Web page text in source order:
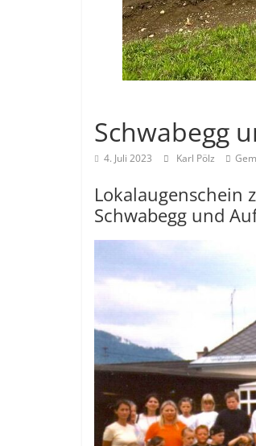
Schwabegg
4. Juli 2023 Karl Pölz
Lokalaugenschein
Schwabegg und